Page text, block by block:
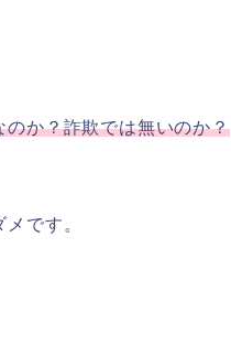
か？詐欺では無いのか？
です。